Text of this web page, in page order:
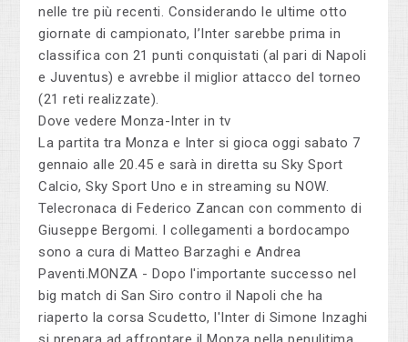
nelle tre più recenti. Considerando le ultime otto
giornate di campionato, l’Inter sarebbe prima in
classifica con 21 punti conquistati (al pari di Napoli
e Juventus) e avrebbe il miglior attacco del torneo
(21 reti realizzate).
Dove vedere Monza-Inter in tv
La partita tra Monza e Inter si gioca oggi sabato 7
gennaio alle 20.45 e sarà in diretta su Sky Sport
Calcio, Sky Sport Uno e in streaming su NOW.
Telecronaca di Federico Zancan con commento di
Giuseppe Bergomi. I collegamenti a bordocampo
sono a cura di Matteo Barzaghi e Andrea
Paventi.MONZA - Dopo l'importante successo nel
big match di San Siro contro il Napoli che ha
riaperto la corsa Scudetto, l'Inter di Simone Inzaghi